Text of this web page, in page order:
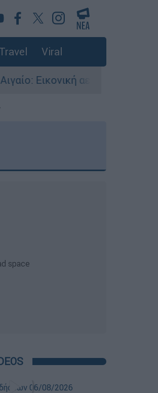
Travel Viral
αερομαχία ανάμεσα σε